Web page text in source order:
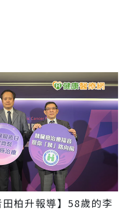
田柏升報導】58歲的李